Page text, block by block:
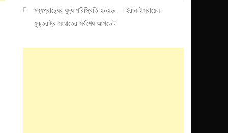
মধ্যপ্রাচ্যের যুদ্ধ পরিস্থিতি ২০২৬ — ইরান-ইসরায়েল-
যুক্তরাষ্ট্র সংঘাতের সর্বশেষ আপডেট